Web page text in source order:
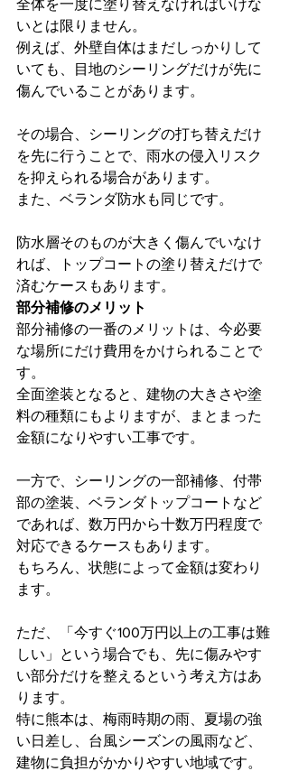
全体を一度に塗り替えなければいけな
いとは限りません。
例えば、外壁自体はまだしっかりして
いても、目地のシーリングだけが先に
傷んでいることがあります。
その場合、シーリングの打ち替えだけ
を先に行うことで、雨水の侵入リスク
を抑えられる場合があります。
また、ベランダ防水も同じです。
防水層そのものが大きく傷んでいなけ
れば、トップコートの塗り替えだけで
済むケースもあります。
部分補修のメリット
部分補修の一番のメリットは、今必要
な場所にだけ費用をかけられることで
す。
全面塗装となると、建物の大きさや塗
料の種類にもよりますが、まとまった
金額になりやすい工事です。
一方で、シーリングの一部補修、付帯
部の塗装、ベランダトップコートなど
であれば、数万円から十数万円程度で
対応できるケースもあります。
もちろん、状態によって金額は変わり
ます。
ただ、「今すぐ100万円以上の工事は難
しい」という場合でも、先に傷みやす
い部分だけを整えるという考え方はあ
ります。
特に熊本は、梅雨時期の雨、夏場の強
い日差し、台風シーズンの風雨など、
建物に負担がかかりやすい地域です。